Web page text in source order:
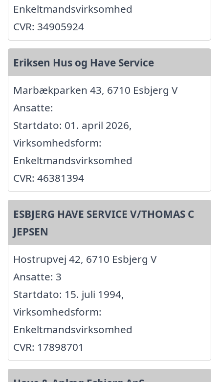
Enkeltmandsvirksomhed
CVR: 34905924
Eriksen Hus og Have Service
Marbækparken 43, 6710 Esbjerg V
Ansatte:
Startdato: 01. april 2026,
Virksomhedsform:
Enkeltmandsvirksomhed
CVR: 46381394
ESBJERG HAVE SERVICE V/THOMAS C
JEPSEN
Hostrupvej 42, 6710 Esbjerg V
Ansatte: 3
Startdato: 15. juli 1994,
Virksomhedsform:
Enkeltmandsvirksomhed
CVR: 17898701